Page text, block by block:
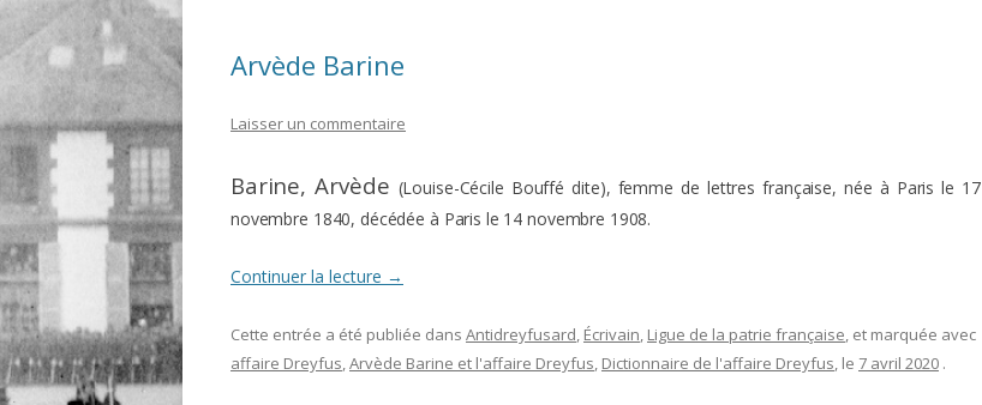
R
Arvède Barine
Laisser un commentaire
Barine, Arvède (Louise-Cécile Bouffé dite), femme de lettres française, née à Paris le 17
novembre 1840, décédée à Paris le 14 novembre 1908.
Continuer la lecture →
Cette entrée a été publiée dans Antidreyfusard, Écrivain, Ligue de la patrie française, et marquée avec
affaire Dreyfus,Arvède Barine et l'affaire Dreyfus, Dictionnaire de l'affaire Dreyfus, le 7 avril 2020 .